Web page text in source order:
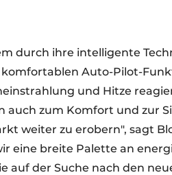
durch ihre intelligente
Auto-Pilot-
und Hitze
auch zum Komfort und zur
weiter zu erobern", sagt
eine breite Palette an
auf der Suche nach den